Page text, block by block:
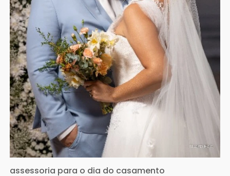
assessoria para o dia do casamento